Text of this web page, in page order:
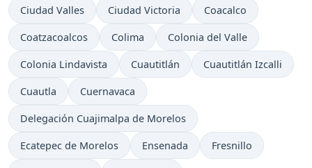
Ciudad Valles Ciudad Victoria Coacalco
Coatzacoalcos Colima Colonia del Valle
Colonia Lindavista Cuautitlán Cuautitlán Izcalli
Cuautla Cuernavaca
Delegación Cuajimalpa de Morelos
Ecatepec de Morelos Ensenada Fresnillo